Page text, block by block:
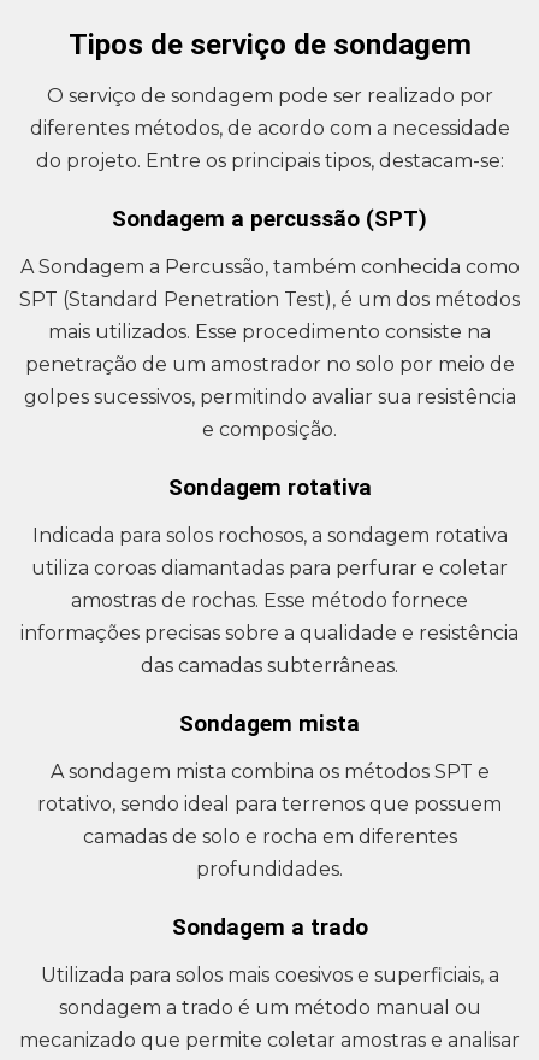
Tipos de serviço de sondagem
O serviço de sondagem pode ser realizado por
diferentes métodos, de acordo com a necessidade
do projeto. Entre os principais tipos, destacam-se:
Sondagem a percussão (SPT)
A Sondagem a Percussão, também conhecida como
SPT (Standard Penetration Test), é um dos métodos
mais utilizados. Esse procedimento consiste na
penetração de um amostrador no solo por meio de
golpes sucessivos, permitindo avaliar sua resistência
e composição.
Sondagem rotativa
Indicada para solos rochosos, a sondagem rotativa
utiliza coroas diamantadas para perfurar e coletar
amostras de rochas. Esse método fornece
informações precisas sobre a qualidade e resistência
das camadas subterrâneas.
Sondagem mista
A sondagem mista combina os métodos SPT e
rotativo, sendo ideal para terrenos que possuem
camadas de solo e rocha em diferentes
profundidades.
Sondagem a trado
Utilizada para solos mais coesivos e superficiais, a
sondagem a trado é um método manual ou
mecanizado que permite coletar amostras e analisar